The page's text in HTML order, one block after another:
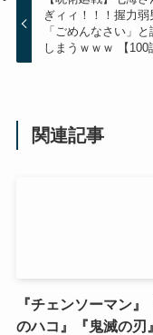
ぎィィ！！！握力弱
「ごめんなさい」と
しまうｗｗｗ 【100
関連記事
『チェンソーマン』
のハコ』『鬼滅の